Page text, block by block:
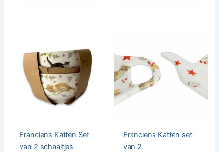
Franciens Katten Set
van 2 schaaltjes
Franciens Katten set
van 2